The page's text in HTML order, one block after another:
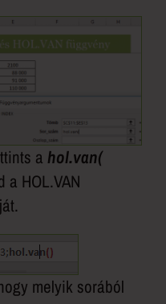
a hol.van(
HOL.VAN
melyik sorából